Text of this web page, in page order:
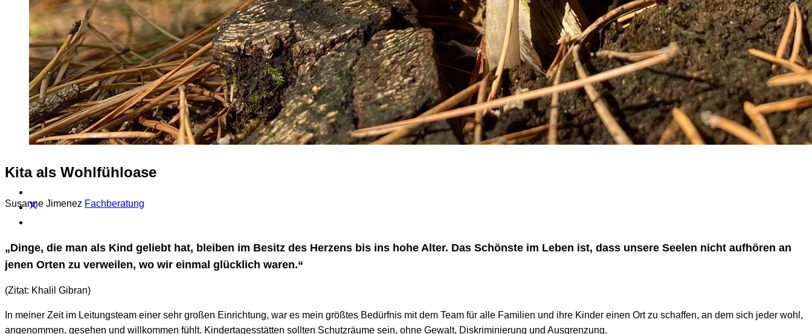
Kita als Wohlfühloase
Susanne Jimenez Fachberatung
„Dinge, die man als Kind geliebt hat, bleiben im Besitz des Herzens bis ins hohe Alter. Das Schönste im Leben ist, dass unsere Seelen nicht aufhören an
jenen Orten zu verweilen, wo wir einmal glücklich waren.“
(Zitat: Khalil Gibran)
In meiner Zeit im Leitungsteam einer sehr großen Einrichtung, war es mein größtes Bedürfnis mit dem Team für alle Familien und ihre Kinder einen Ort zu schaffen, an dem sich jeder wohl,
angenommen, gesehen und willkommen fühlt. Kindertagesstätten sollten Schutzräume sein, ohne Gewalt, Diskriminierung und Ausgrenzung.